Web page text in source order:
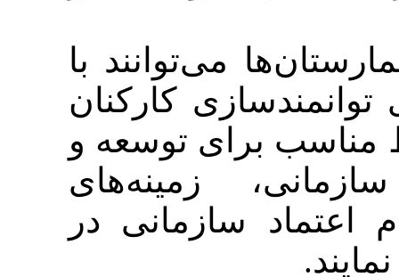
می‌توانند با
کارکنان
برای توسعه و
زمینه‌های
سازمانی در